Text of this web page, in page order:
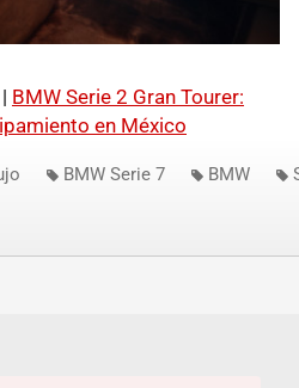
BMW Serie 2 Gran Tourer:
en México
BMW Serie 7 BMW